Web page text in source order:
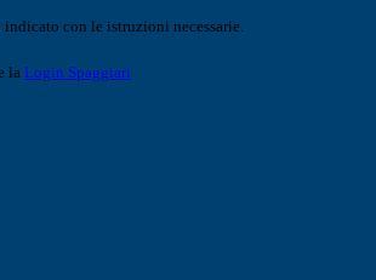
con le istruzioni necessarie.
la Login Spaggiari